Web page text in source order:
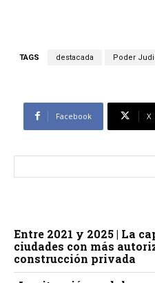
TAGS destacada Poder
Facebook X
Entre 2021 y 2025 | La
ciudades con más
construcción privada